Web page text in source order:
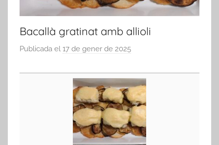
Bacallà gratinat amb allioli
Publicada el 17 de gener de 2025
r
a
d
m
i
n